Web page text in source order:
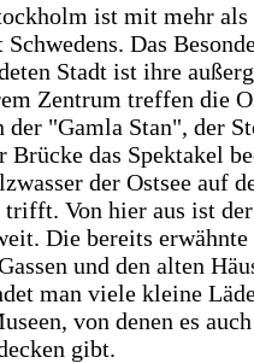
ist mit mehr als
Das
Stadt ist ihre
Zentrum treffen die
der "Gamla Stan", der
das Spektakel
der Ostsee auf
Von hier aus ist
Die bereits erwähnte
und den alten
man viele kleine
von denen es
gibt.